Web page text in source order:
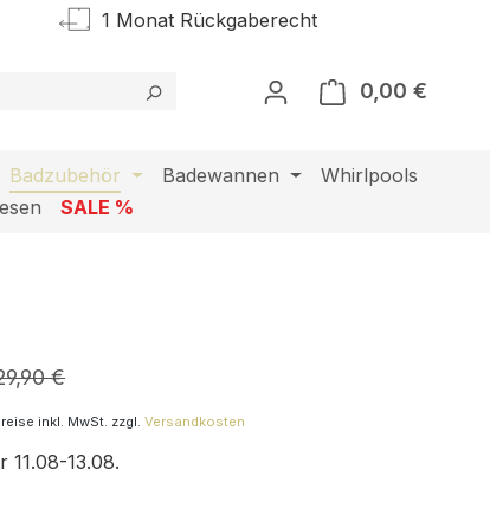
1 Monat Rückgaberecht
0,00 €
Badzubehör Badewannen
Whirlpools
SALE %
€
inkl. MwSt. zzgl. Versandkosten
13.08.